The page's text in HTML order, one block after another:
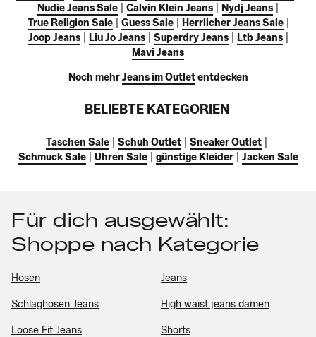
Nudie Jeans Sale
Calvin Klein Jeans Nydj Jeans
True Religion Sale| Guess Sale| Herrlicher Jeans Sale|
Joop Jeans| Liu Jo Jeans| Superdry Jeans| Ltb Jeans|
Mavi Jeans
Noch mehrJeans im Outletentdecken
BELIEBTE KATEGORIEN
Taschen Sale Schuh Outlet Sneaker Outlet
Schmuck Sale| Uhren Sale| günstige Kleider| Jacken Sale
Für dich ausgewählt:
Shoppe nach Kategorie
Hosen Jeans
Schlaghosen Jeans High waist jeans damen
Loose Fit Jeans Shorts